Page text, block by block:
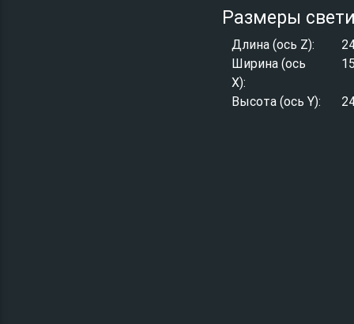
Размеры
Длина (ось Z):
Ширина (ось
X):
Высота (ось Y):